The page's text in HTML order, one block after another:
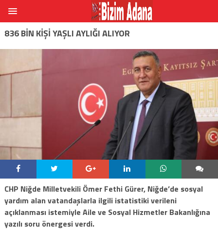
836 BIN KIŞI YAŞLI AYLIĞI ALIYOR
CHP Niğde Milletvekili Ömer Fethi Gürer, Niğde’de sosyal
yardım alan vatandaşlarla ilgili istatistiki verileni
açıklanması istemiyle Aile ve Sosyal Hizmetler Bakanlığına
yazılı soru önergesi verdi.